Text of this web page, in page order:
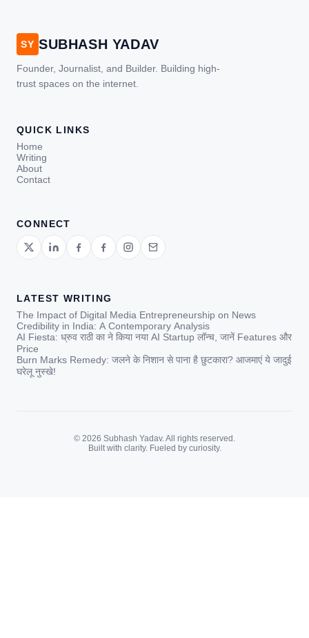
SY SUBHASH YADAV
Founder, Journalist, and Builder. Building high-
trust spaces on the internet.
QUICK LINKS
Home
Writing
About
Contact
CONNECT
LATEST WRITING
The Impact of Digital Media Entrepreneurship on News
Credibility in India: A Contemporary Analysis
AI Fiesta: ध्रुव राठी का ने किया नया AI Startup लॉन्च, जानें Features और
Price
Burn Marks Remedy: जलने के निशान से पाना है छुटकारा? आजमाएं ये जादुई
घरेलू नुस्खे!
© 2026 Subhash Yadav. All rights reserved.
Built with clarity. Fueled by curiosity.